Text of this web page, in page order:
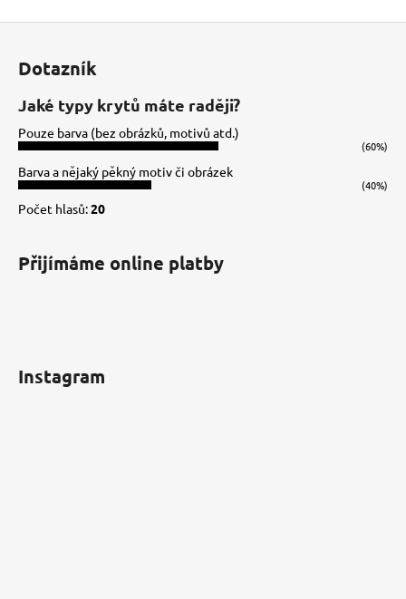
Dotazník
Jaké typy krytů máte raději?
Pouze barva (bez obrázků, motivů atd.)
(60%)
Barva a nějaký pěkný motiv či obrázek
(40%)
Počet hlasů:20
Přijímáme online platby
Instagram